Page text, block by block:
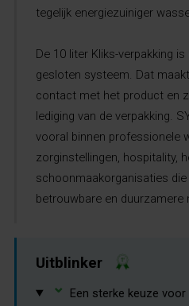
tegelijk energiezuiniger
De 10 liter Kliks-verpakking
gesloten systeem. Dat
contact met het product en
lediging van de verpakking.
vooral binnen professionele
zorginstellingen, hospitality,
schoonmaakorganisaties
betrouwbare en duurzamere
Uitblinker
⌄
Een sterke keuze voor professioneel